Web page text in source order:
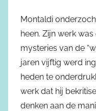
Montaldi
heen. Zijn werk
mysteries van de
jaren vijftig werd
heden te
werk dat hij
denken aan de